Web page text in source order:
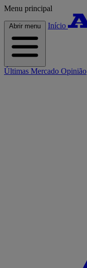
Menu principal
Abrir menu Início
Últimas Mercado Opinião